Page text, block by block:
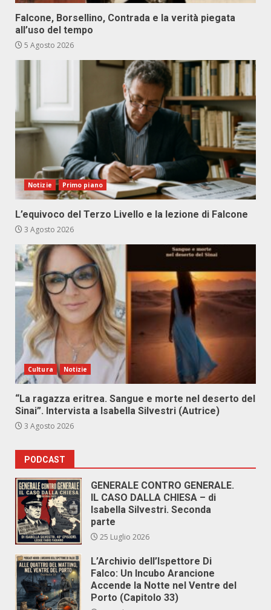
Falcone, Borsellino, Contrada e la verità piegata
all’uso del tempo
5 Agosto 2026
Notizie Primo piano
L’equivoco del Terzo Livello e la lezione di Falcone
3 Agosto 2026
Cultura Notizie
“La ragazza eritrea. Sangue e morte nel deserto del
Sinai”. Intervista a Isabella Silvestri (Autrice)
3 Agosto 2026
PODCAST
GENERALE CONTRO GENERALE.
IL CASO DALLA CHIESA – di
Isabella Silvestri. Seconda
parte
25 Luglio 2026
L’Archivio dell’Ispettore Di
Falco: Un Incubo Arancione
Accende la Notte nel Ventre del
Porto (Capitolo 33)